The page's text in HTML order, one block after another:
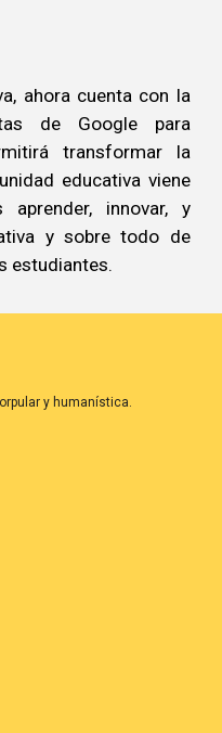
ahora cuenta con la
de Google para
transformar la
educativa viene
aprender, innovar, y
y sobre todo de
estudiantes.
y humanística.